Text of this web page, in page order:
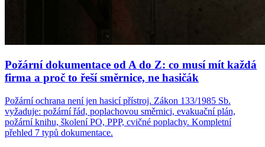
Požární dokumentace od A do Z: co musí mít každá
firma a proč to řeší směrnice, ne hasičák
Požární ochrana není jen hasicí přístroj. Zákon 133/1985 Sb.
vyžaduje: požární řád, poplachovou směrnici, evakuační plán,
požární knihu, školení PO, PPP, cvičné poplachy. Kompletní
přehled 7 typů dokumentace.